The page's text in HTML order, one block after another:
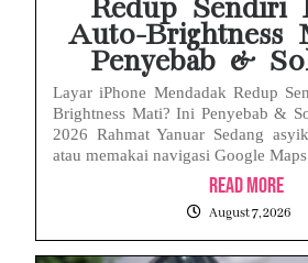
Redup Sendiri
Auto-Brightness
Penyebab &
Layar iPhone Mendadak Redup
Brightness Mati? Ini Penyebab &
2026 Rahmat Yanuar Sedang
atau memakai navigasi Google
Read More
August 7, 2026